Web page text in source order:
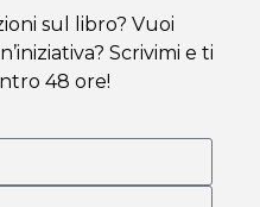
sul libro? Vuoi
Scrivimi e ti
48 ore!